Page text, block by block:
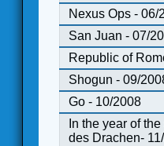
Nexus Ops - 06/
San Juan - 07/
Republic of
Shogun - 09/
Go - 10/2008
In the year of
des Drachen-